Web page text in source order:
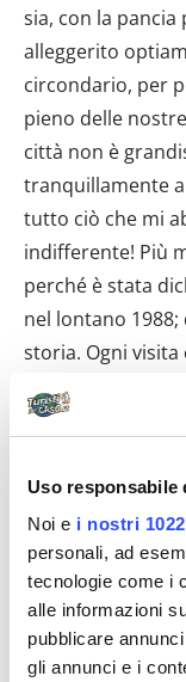
Uso responsabile
Noi e i nostri
personali, ad
tecnologie come i
alle informazioni
pubblicare
gli annunci e i
sia, con la
alleggerito
circondario, per
pieno delle
città non è
tranquillamente a
tutto ciò che mi
indifferente! Più
perché è stata
nel lontano
storia. Ogni
cuore pulsante
risponde al nome
piazza più
circondano…è
visto con la sua
più vivace punto
grazie alla
vivono sotto ad